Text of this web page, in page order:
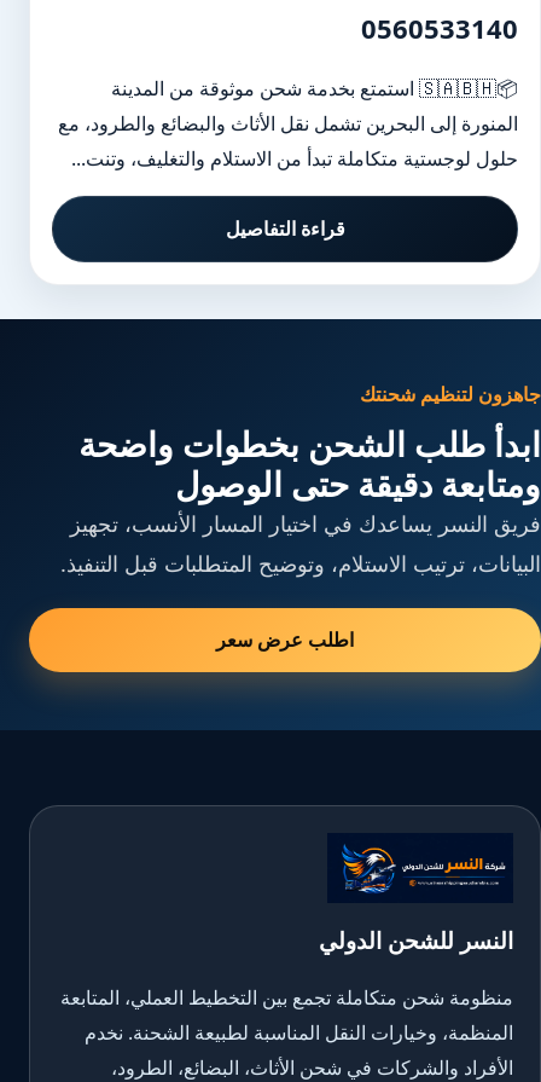
0560533140
📦🇸🇦🇧🇭 استمتع بخدمة شحن موثوقة من المدينة
المنورة إلى البحرين تشمل نقل الأثاث والبضائع والطرود، مع
حلول لوجستية متكاملة تبدأ من الاستلام والتغليف، وتنت...
قراءة التفاصيل
جاهزون لتنظيم شحنتك
ابدأ طلب الشحن بخطوات واضحة
ومتابعة دقيقة حتى الوصول
فريق النسر يساعدك في اختيار المسار الأنسب، تجهيز
البيانات، ترتيب الاستلام، وتوضيح المتطلبات قبل التنفيذ.
اطلب عرض سعر
النسر للشحن الدولي
منظومة شحن متكاملة تجمع بين التخطيط العملي، المتابعة
المنظمة، وخيارات النقل المناسبة لطبيعة الشحنة. نخدم
الأفراد والشركات في شحن الأثاث، البضائع، الطرود،